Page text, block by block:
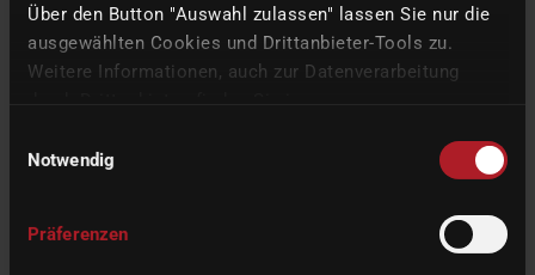
Über den Button "Auswahl zulassen" lassen Sie nur die
ausgewählten Cookies und Drittanbieter-Tools zu.
Weitere Informationen, auch zur Datenverarbeitung
Notwendig
Präferenzen